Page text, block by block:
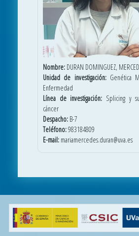
Nombre: DURAN DOMINGUEZ,
Unidad de investigación:Genética
Enfermedad
Línea de investigación: Splicing y
cáncer
Despacho: B-7
Teléfono:983184809
E-mail: mariamercedes.duran@uva.es